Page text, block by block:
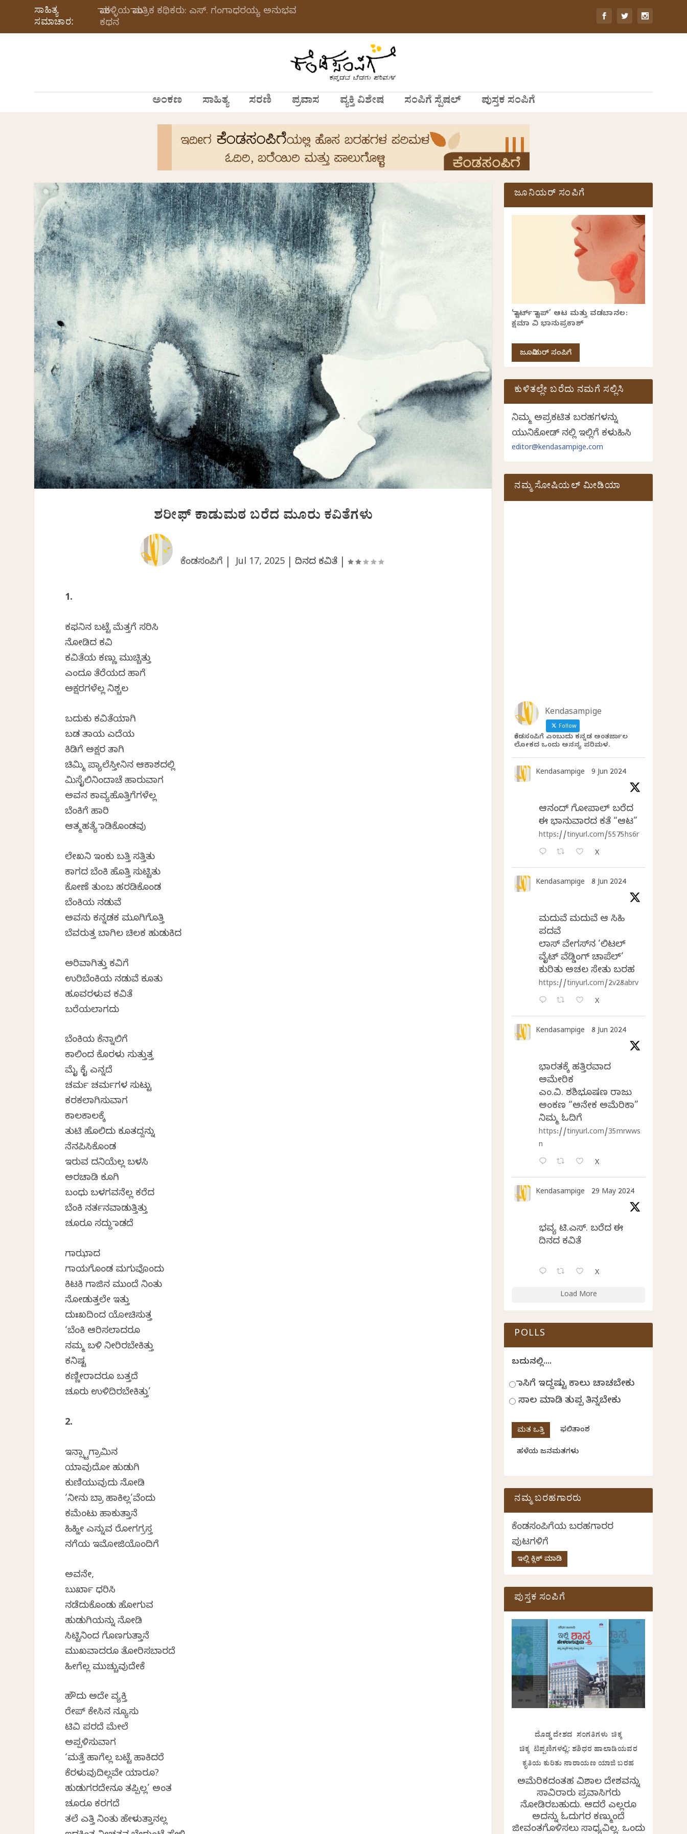
ಸಾಹಿತ್ಯ
ಸಮಾಚಾರ:
ಮಾಕಳ್ಳಿಯ ಮಾಂತ್ರಿಕ ಕಥಿಕರು: ಎಸ್. ಗಂಗಾಧರಯ್ಯ ಅನುಭವ
ಕಥನ
ಅಂಕಣ ಸಾಹಿತ್ಯ ಸರಣಿ ಪ್ರವಾಸ ವ್ಯಕ್ತಿ ವಿಶೇಷ ಸಂಪಿಗೆ ಸ್ಪೆಷಲ್ ಪುಸ್ತಕ ಸಂಪಿಗೆ
ಶರೀಫ್ ಕಾಡುಮಠ ಬರೆದ ಮೂರು ಕವಿತೆಗಳು
ಕೆಂಡಸಂಪಿಗೆ |Jul 17, 2025 |ದಿನದ ಕವಿತೆ |
1.
ಕಫನಿನ ಬಟ್ಟೆ ಮೆತ್ತಗೆ ಸರಿಸಿ‌
ನೋಡಿದ ಕವಿ
ಕವಿತೆಯ ಕಣ್ಣು ಮುಚ್ಚಿತ್ತು
ಎಂದೂ ತೆರೆಯದ ಹಾಗೆ
ಅಕ್ಷರಗಳೆಲ್ಲ ನಿಶ್ಚಲ
ಬದುಕು ಕವಿತೆಯಾಗಿ
ಬಡ ತಾಯ ಎದೆಯ
ಕಿಡಿಗೆ ಅಕ್ಷರ ತಾಗಿ
ಚಿಮ್ಮಿ ಪ್ಯಾಲೆಸ್ತೀನಿನ ಆಕಾಶದಲ್ಲಿ
ಮಿಸೈಲಿನಿಂದಾಚೆ ಹಾರುವಾಗ
ಅವನ ಕಾವ್ಯಹೊತ್ತಿಗೆಗಳೆಲ್ಲ
ಬೆಂಕಿಗೆ ಹಾರಿ
ಆತ್ಮಹತ್ಯೆ ಮಾಡಿಕೊಂಡವು
ಲೇಖನಿ ಇಂಕು ಬತ್ತಿ ಸತ್ತಿತು
ಕಾಗದ ಬೆಂಕಿ ಹೊತ್ತಿ ಸುಟ್ಟಿತು
ಕೋಣೆ ತುಂಬ ಹರಡಿಕೊಂಡ
ಬೆಂಕಿಯ ನಡುವೆ
ಅವನು ಕನ್ನಡಕ ಮೂಗಿಗೊತ್ತಿ
ಬೆವರುತ್ತ ಬಾಗಿಲ ಚಿಲಕ ಹುಡುಕಿದ
ಅರಿವಾಗಿತ್ತು ಕವಿಗೆ
ಉರಿಬೆಂಕಿಯ ನಡುವೆ ಕೂತು
ಹೂವರಳುವ ಕವಿತೆ
ಬರೆಯಲಾಗದು
ಬೆಂಕಿಯ ಕೆನ್ನಾಲಿಗೆ
ಕಾಲಿಂದ ಕೊರಳು ಸುತ್ತುತ್ತ
ಮೈ ಕೈ ಎನ್ನದೆ
ಚರ್ಮ ಚರ್ಮಗಳ ಸುಟ್ಟು
ಕರಕಲಾಗಿಸುವಾಗ
ಕಾಲ‌ಕಾಲಕ್ಕೆ
ತುಟಿ ಹೊಲಿದು ಕೂತದ್ದನ್ನು
ನೆನಪಿಸಿಕೊಂಡ
ಇರುವ ದನಿಯೆಲ್ಲ ಬಳಸಿ
ಅರಚಾಡಿ ಕೂಗಿ
ಬಂಧು ಬಳಗವನೆಲ್ಲ ಕರೆದ
ಬೆಂಕಿ ನರ್ತನವಾಡುತ್ತಿತ್ತು
ಚೂರೂ ಸದ್ದು ಮಾಡದೆ
ಗಾಝಾದ
ಗಾಯಗೊಂಡ ಮಗುವೊಂದು
ಕಿಟಕಿ ಗಾಜಿನ ಮುಂದೆ ನಿಂತು
ನೋಡುತ್ತಲೇ ಇತ್ತು
ದುಃಖದಿಂದ ಯೋಚಿಸುತ್ತ
‘ಬೆಂಕಿ ಆರಿಸಲಾದರೂ
ನಮ್ಮ ಬಳಿ ನೀರಿರಬೇಕಿತ್ತು
ಕನಿಷ್ಟ
ಕಣ್ಣೀರಾದರೂ ಬತ್ತದೆ
ಚೂರು ಉಳಿದಿರಬೇಕಿತ್ತು’
2.
ಇನ್ಸ್ಟಾಗ್ರಾಮಿನ
ಯಾವುದೋ ಹುಡುಗಿ
ಕುಣಿಯುವುದು ನೋಡಿ
‘ನೀನು ಬ್ರಾ ಹಾಕಿಲ್ಲ’ವೆಂದು
ಕಮೆಂಟು ಹಾಕುತ್ತಾನೆ
ಹಿಹ್ಹೀ ಎನ್ನುವ ರೋಗಗ್ರಸ್ತ
ನಗೆಯ ಇಮೋಜಿಯೊಂದಿಗೆ
ಅವನೇ,
ಬುರ್ಖಾ ಧರಿಸಿ
ನಡೆದುಕೊಂಡು ಹೋಗುವ
ಹುಡುಗಿಯನ್ನು ನೋಡಿ
ಸಿಟ್ಟಿನಿಂದ ಗೊಣಗುತ್ತಾನೆ
ಮುಖವಾದರೂ ತೋರಿಸಬಾರದೆ
ಹೀಗೆಲ್ಲ ಮುಚ್ಚುವುದೇಕೆ
ಹೌದು ಅದೇ ವ್ಯಕ್ತಿ
ರೇಪ್ ಕೇಸಿನ ನ್ಯೂಸು
ಟಿವಿ ಪರದೆ ಮೇಲೆ
ಅಪ್ಪಳಿಸುವಾಗ
‘ಮತ್ತೆ ಹಾಗೆಲ್ಲ ಬಟ್ಟೆ ಹಾಕಿದರೆ
ಕೆರಳುವುದಿಲ್ಲವೇ ಯಾರೂ?
ಹುಡುಗರದೇನೂ ತಪ್ಪಿಲ್ಲ’ ಅಂತ
ಚೂರೂ ಕರಗದೆ
ತಲೆ ಎತ್ತಿ ನಿಂತು ಹೇಳುತ್ತಾನಲ್ಲ
ಜೂನಿಯರ್ ಸಂಪಿಗೆ
‘ಸ್ಟಾರ್ಟ್ ಸ್ಟಾಪ್’ ಆಟ ಮತ್ತು ವಡಬಾನಲ:
ಕ್ಷಮಾ ವಿ ಭಾನುಪ್ರಕಾಶ್
ಜೂನಿಯರ್ ಸಂಪಿಗೆ
ಕುಳಿತಲ್ಲೇ ಬರೆದು ನಮಗೆ ಸಲ್ಲಿಸಿ
ನಿಮ್ಮ ಅಪ್ರಕಟಿತ ಬರಹಗಳನ್ನು
ಯುನಿಕೋಡ್ ನಲ್ಲಿ ಇಲ್ಲಿಗೆ ಕಳುಹಿಸಿ
editor@kendasampige.com
ನಮ್ಮ ಸೋಷಿಯಲ್‌ ಮೀಡಿಯಾ
Kendasampige
Follow
ಕೆಂಡಸಂಪಿಗೆ ಎಂಬುದು ಕನ್ನಡ ಅಂತರ್ಜಾಲ
ಲೋಕದ ಒಂದು ಅನನ್ಯ ಪರಿಮಳ.
Kendasampige 9 Jun 2024
ಆನಂದ್‌ ಗೋಪಾಲ್‌ ಬರೆದ
ಈ ಭಾನುವಾರದ ಕತೆ “ಆಟ”
https://tinyurl.com/5575hs6r
X
Kendasampige 8 Jun 2024
ಮದುವೆ ಮದುವೆ ಆ ಸಿಹಿ
ಪದವೆ
ಲಾಸ್‌ ವೇಗಸ್‌ನ ‘ಲಿಟಲ್
ವೈಟ್ ವೆಡ್ಡಿಂಗ್ ಚಾಪೆಲ್’
ಕುರಿತು ಅಚಲ ಸೇತು ಬರಹ
https://tinyurl.com/2v28abrv
X
Kendasampige 8 Jun 2024
ಭಾರತಕ್ಕೆ ಹತ್ತಿರವಾದ
ಅಮೇರಿಕ
ಎಂ.ವಿ. ಶಶಿಭೂಷಣ ರಾಜು
ಅಂಕಣ “ಅನೇಕ ಅಮೆರಿಕಾ”
ನಿಮ್ಮ ಓದಿಗೆ
https://tinyurl.com/35mrwws
n
X
Kendasampige 29 May 2024
ಭವ್ಯ ಟಿ.ಎಸ್. ಬರೆದ ಈ
ದಿನದ ಕವಿತೆ
X
Load More
POLLS
ಬದುಕಿನಲ್ಲಿ....
ಹಾಸಿಗೆ ಇದ್ದಷ್ಟು ಕಾಲು ಚಾಚಬೇಕು
ಸಾಲ ಮಾಡಿ ತುಪ್ಪ ತಿನ್ನಬೇಕು
ಫಲಿತಾಂಶ
ಹಳೆಯ ಜನಮತಗಳು
ನಮ್ಮ ಬರಹಗಾರರು
ಕೆಂಡಸಂಪಿಗೆಯ ಬರಹಗಾರರ
ಪುಟಗಳಿಗೆ
ಇಲ್ಲಿ ಕ್ಲಿಕ್ ಮಾಡಿ
ಪುಸ್ತಕ ಸಂಪಿಗೆ
ದೊಡ್ಡ ದೇಶದ ಸಂಗತಿಗಳು ಚಿಕ್ಕ
ಚಿಕ್ಕ ಟಿಪ್ಪಣಿಗಳಲ್ಲಿ: ಶಶಿಧರ ಹಾಲಾಡಿಯವರ
ಕೃತಿಯ ಕುರಿತು ನಾರಾಯಣ ಯಾಜಿ ಬರಹ
ಅಮೆರಿಕದಂತಹ ವಿಶಾಲ ದೇಶವನ್ನು
ಸಾವಿರಾರು ಪ್ರವಾಸಿಗರು
ನೋಡಿರಬಹುದು. ಆದರೆ ಎಲ್ಲರೂ
ಅದನ್ನು ಓದುಗರ ಕಣ್ಮುಂದೆ
ಜೀವಂತಗೊಳಿಸಲು ಸಾಧ್ಯವಿಲ್ಲ. ಒಂದು